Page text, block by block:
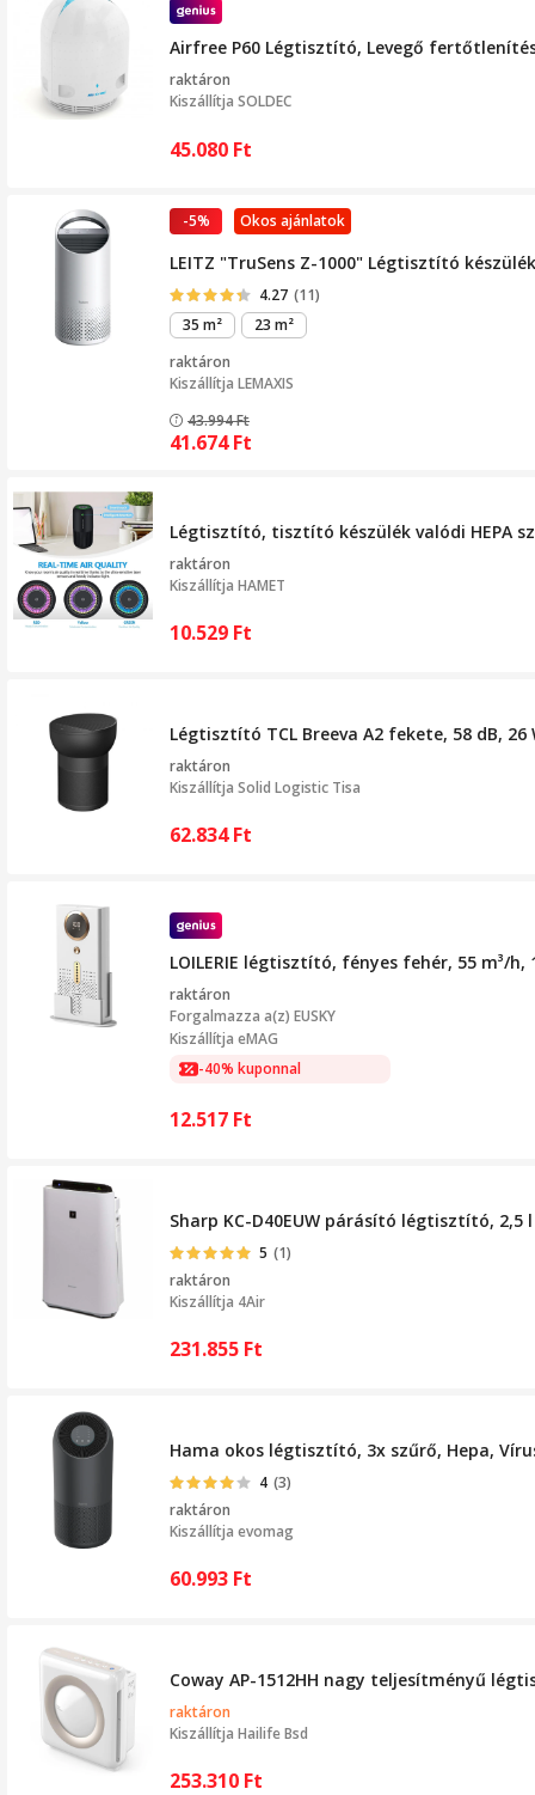
Airfree P60 Légtisztító, Levegő
raktáron
Kiszállítja SOLDEC
45.080 Ft
Okos ajánlatok
-5%
LEITZ "TruSens Z-1000" Légtisztító
4.27 (11)
35 m²
23 m²
raktáron
Kiszállítja LEMAXIS
43.994Ft
41.674Ft
Légtisztító, tisztító készülék valódi HEPA
raktáron
Kiszállítja HAMET
10.529 Ft
Légtisztító TCL Breeva A2 fekete, 58 dB,
raktáron
Kiszállítja Solid Logistic Tisa
62.834Ft
LOILERIE légtisztító, fényes fehér, 55 m³/h,
raktáron
Forgalmazza a(z) EUSKY
Kiszállítja eMAG
-40% kuponnal
12.517 Ft
Sharp KC-D40EUW párásító légtisztító, 2,5 l
5 (1)
raktáron
Kiszállítja 4Air
231.855 Ft
Hama okos légtisztító, 3x szűrő, Hepa,
4 (3)
raktáron
Kiszállítja evomag
60.993 Ft
Coway AP-1512HH nagy teljesítményű
raktáron
Kiszállítja Hailife Bsd
253.310 Ft